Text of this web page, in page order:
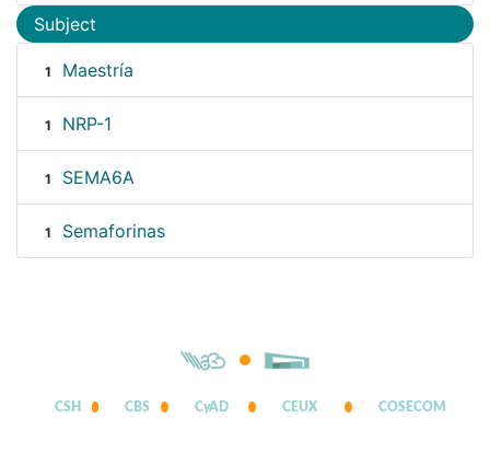
Subject
1 Maestría
1 NRP-1
1 SEMA6A
1 Semaforinas
CSH CBS CyAD CEUX COSECOM